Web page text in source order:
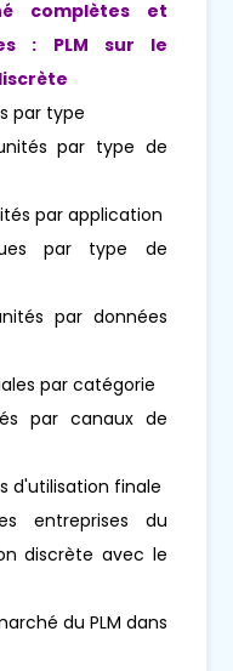
complètes et
: PLM sur le
par type
par type de
par application
par type de
par données
par catégorie
par canaux de
d'utilisation finale
entreprises du
discrète avec le
du PLM dans